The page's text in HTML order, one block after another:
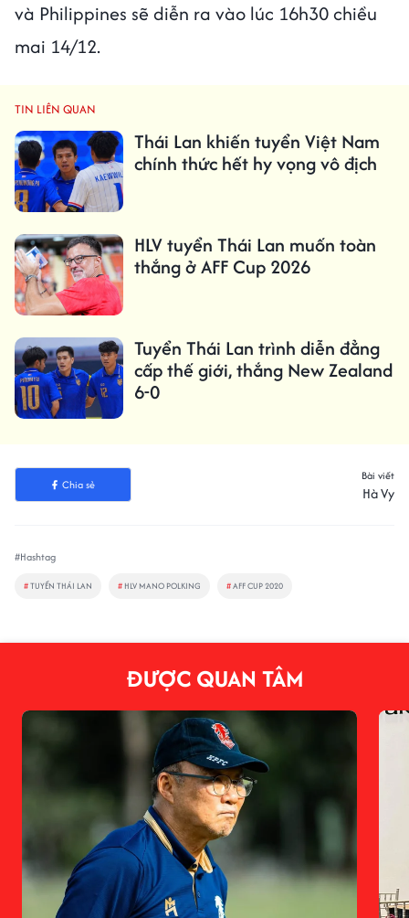
và Philippines sẽ diễn ra vào lúc 16h30 chiều
mai 14/12.
TIN LIÊN QUAN
Thái Lan khiến tuyển Việt Nam
chính thức hết hy vọng vô địch
HLV tuyển Thái Lan muốn toàn
thắng ở AFF Cup 2026
Tuyển Thái Lan trình diễn đẳng
cấp thế giới, thắng New Zealand
6-0
Chia sẻ
Bài viết
Hà Vy
#Hashtag
#TUYỂN THÁI LAN # HLV MANO POLKING #AFF CUP 2020
ĐƯỢC QUAN TÂM